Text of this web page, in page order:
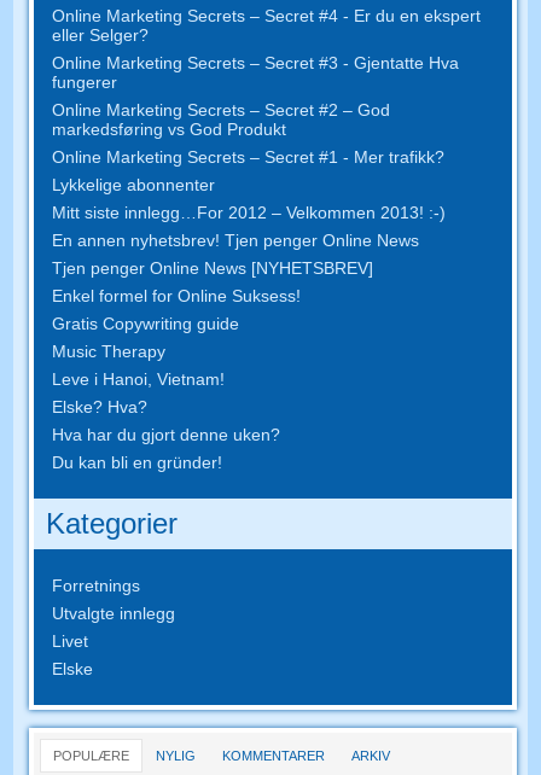
Online Marketing Secrets – Secret #4 - Er du en ekspert
eller Selger?
Online Marketing Secrets – Secret #3 - Gjentatte Hva
fungerer
Online Marketing Secrets – Secret #2 – God
markedsføring vs God Produkt
Online Marketing Secrets – Secret #1 - Mer trafikk?
Lykkelige abonnenter
Mitt siste innlegg…For 2012 – Velkommen 2013! :-)
En annen nyhetsbrev! Tjen penger Online News
Tjen penger Online News [NYHETSBREV]
Enkel formel for Online Suksess!
Gratis Copywriting guide
Music Therapy
Leve i Hanoi, Vietnam!
Elske? Hva?
Hva har du gjort denne uken?
Du kan bli en gründer!
Kategorier
Forretnings
Utvalgte innlegg
Livet
Elske
POPULÆRE NYLIG KOMMENTARER ARKIV